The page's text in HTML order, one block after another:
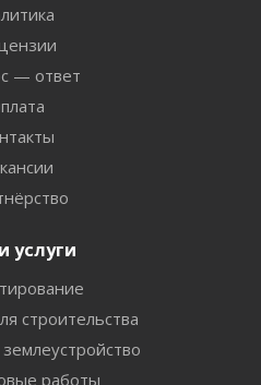
— ответ
услуги
строительства
работы